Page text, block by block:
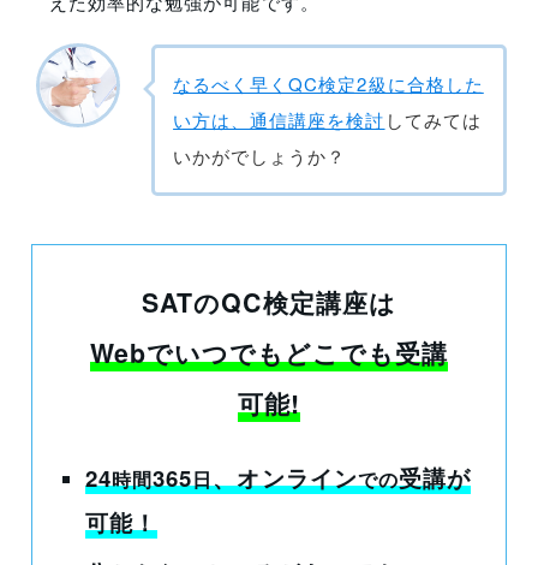
なるべく早くQC検定2級に合格した
い方は、通信講座を検討 してみては
いかがでしょうか？
SATのQC検定講座は
Webでいつでもどこでも受講
可能!
24時間365日、オンラインでの受講が
可能！